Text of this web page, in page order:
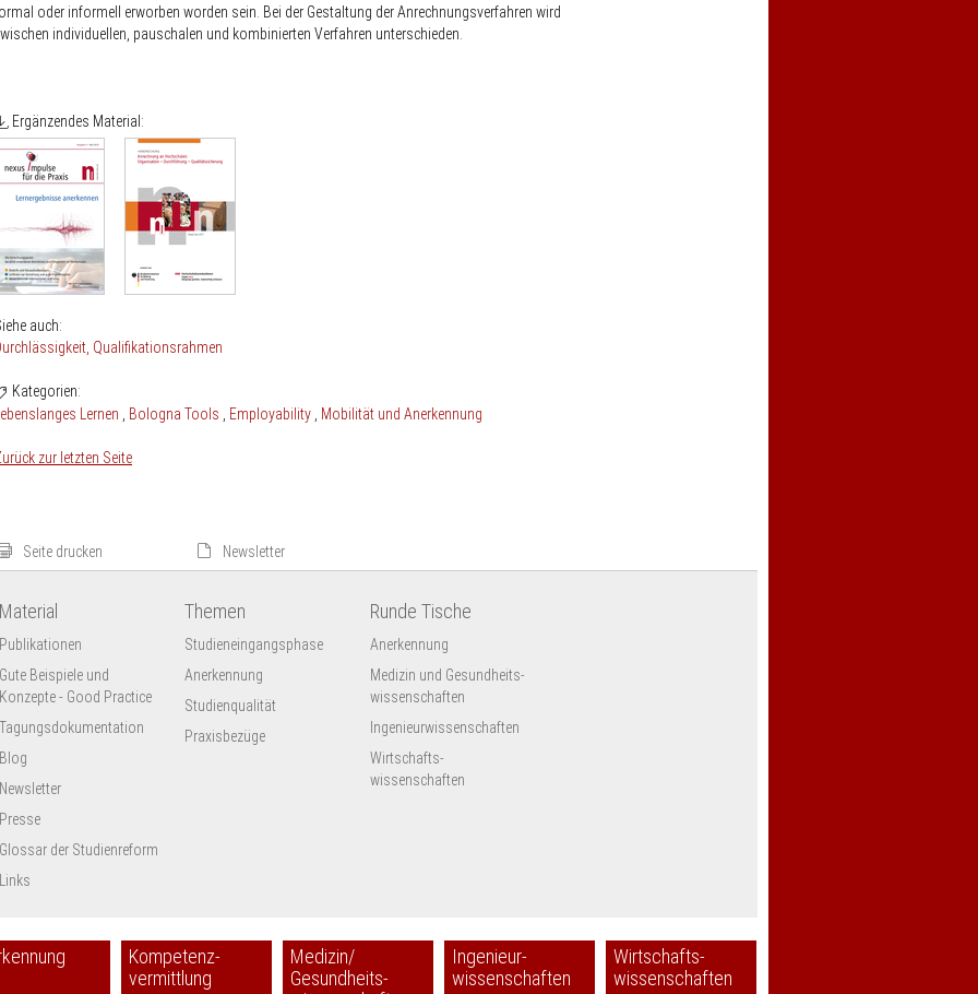
oder informell erworben worden sein. Bei der Gestaltung der Anrechnungsverfahren wird
individuellen, pauschalen und kombinierten Verfahren unterschieden.
Ergänzendes Material:
auch:
Qualifikationsrahmen
Kategorien:
Lernen
Bologna Tools Employability Mobilität und Anerkennung
zur letzten Seite
Seite drucken Newsletter
Material
Publikationen
Gute Beispiele und
Konzepte - Good Practice
Tagungsdokumentation
Blog
Newsletter
Presse
Glossar der Studienreform
Links
Themen
Studieneingangsphase
Anerkennung
Studienqualität
Praxisbezüge
Runde Tische
Anerkennung
Medizin und Gesundheits-
wissenschaften
Ingenieur­wissenschaften
Wirtschafts-
wissenschaften
Kompetenz-
vermittlung
Medizin/
Gesundheits-
Ingenieur-
wissenschaften
Wirtschafts-
wissenschaften